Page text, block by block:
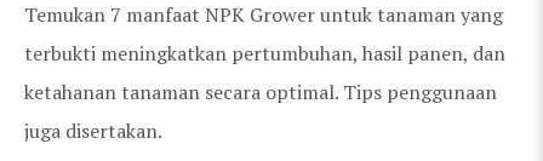
Temukan 7 manfaat NPK Grower untuk tanaman yang
terbukti meningkatkan pertumbuhan, hasil panen, dan
ketahanan tanaman secara optimal. Tips penggunaan
juga disertakan.